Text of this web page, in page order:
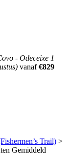
- Odeceixe 1
vanaf€829
Trail) >
Gemiddeld